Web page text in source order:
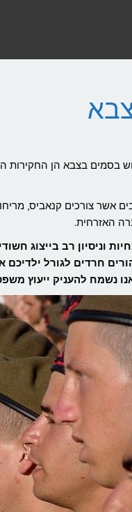
אשר צורכים קנאביס,
האזרחית.
וניסיון רב בייצוג
חרדים לגורל